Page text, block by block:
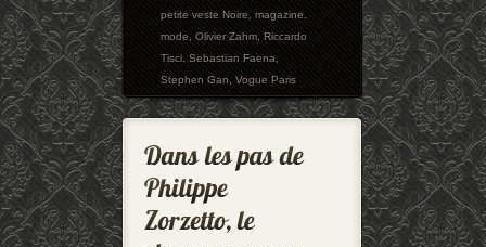
petite veste Noire,magazine,
mode,Olivier Zahm,Riccardo
Tisci,Sebastian Faena,
Stephen Gan,Vogue Paris